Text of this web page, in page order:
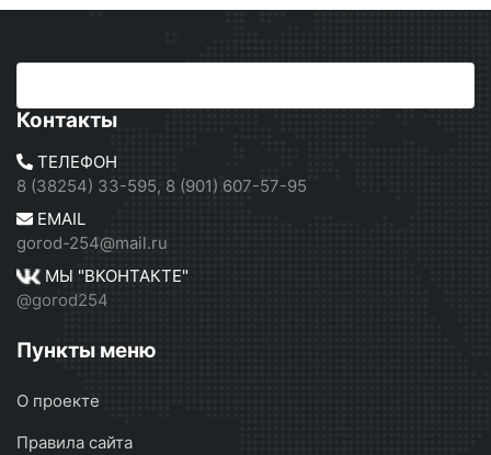
Контакты
ТЕЛЕФОН
8 (38254) 33-595, 8 (901) 607-57-95
EMAIL
gorod-254@mail.ru
МЫ "ВКОНТАКТЕ"
@gorod254
Пункты меню
О проекте
Правила сайта